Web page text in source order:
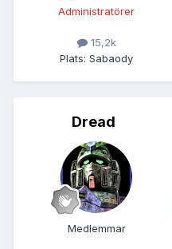
Administratörer
15,2k
Plats: Sabaody
Dread
Medlemmar